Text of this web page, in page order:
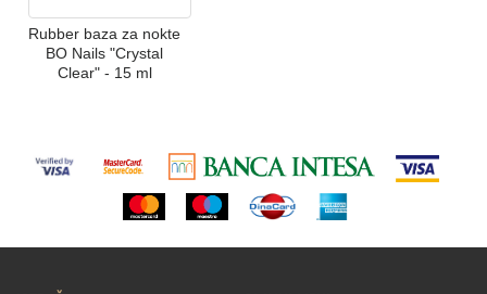
Rubber baza za nokte
BO Nails "Crystal
Clear" - 15 ml